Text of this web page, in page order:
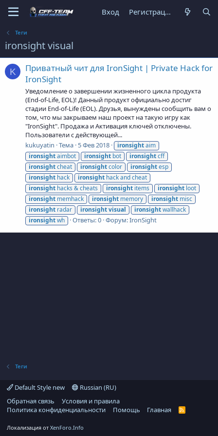
Вход Регистрация
Теги
ironsight visual
K
Приватный чит для IronSight | Private Hack for
IronSight
Уведомление о завершении жизненного цикла продукта
(End-of-Life, EOL)! Данный продукт официально достиг
стадии End-of-Life (EOL). Друзья, вынуждены сообщить вам о
том, что мы закрываем наш проект на такую игру как
"IronSight". Продажа и Активация ключей отключены.
Пользователи с действующей...
kukuyatin Тема 5 Фев 2018 ironsightaim
ironsightaimbot ironsight bot ironsightcff
ironsightcheat ironsightcolor ironsightesp
ironsight hack ironsight hack and cheat
ironsight hacks & cheats ironsight items ironsight loot
ironsight memhack ironsight memory ironsight misc
ironsight radar ironsightvisual ironsightwallhack
ironsightwh Ответы: 0 Форум:IronSight
Теги
Default Style new
Russian (RU)
Обратная связь
Условия и правила
Политика конфиденциальности
Помощь Главная
R
Локализация от XenForo.Info